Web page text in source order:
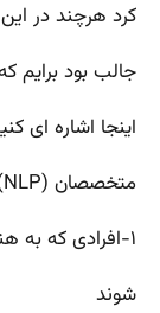
کرد هرچند در این دوره از مذاکرات
جالب بود برایم
اینجا اشاره ای
متخصصان (Neuro-Linguistic Programming (NLP افراد را به ۳ دسته تقسیم می‌کنند.
۱-افرادی که به هنگام ارتباط با طرف مقابل مستقیما به چشمان نگاه می‌کنند که عمدتا انسانهایی معقول هستند و با اعتماد بنفس هرچه تمام تر در جلسات حاضر می
شوند